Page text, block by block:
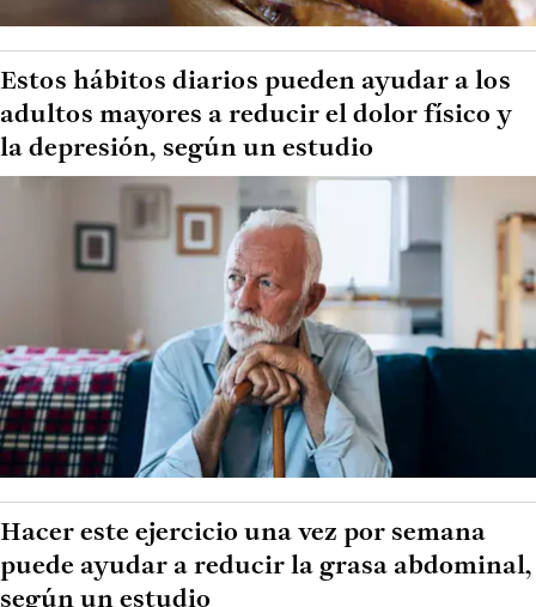
Estos hábitos diarios pueden ayudar a los
adultos mayores a reducir el dolor físico y
la depresión, según un estudio
Hacer este ejercicio una vez por semana
puede ayudar a reducir la grasa abdominal,
según un estudio